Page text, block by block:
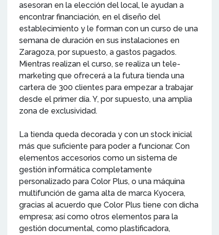
asesoran en la elección del local, le ayudan a
encontrar financiación, en el diseño del
establecimiento y le forman con un curso de una
semana de duración en sus instalaciones en
Zaragoza, por supuesto, a gastos pagados.
Mientras realizan el curso, se realiza un tele-
marketing que ofrecerá a la futura tienda una
cartera de 300 clientes para empezar a trabajar
desde el primer día. Y, por supuesto, una amplia
zona de exclusividad.
La tienda queda decorada y con un stock inicial
más que suficiente para poder a funcionar. Con
elementos accesorios como un sistema de
gestión informática completamente
personalizado para Color Plus, o una máquina
multifunción de gama alta de marca Kyocera,
gracias al acuerdo que Color Plus tiene con dicha
empresa; así como otros elementos para la
gestión documental, como plastificadora,